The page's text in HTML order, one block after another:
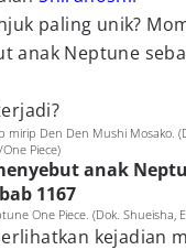
paling unik?
anak Neptune
mirip Den Den Mushi Mosako.
Piece)
anak
1167
One Piece. (Dok. Shueisha,
kejadian